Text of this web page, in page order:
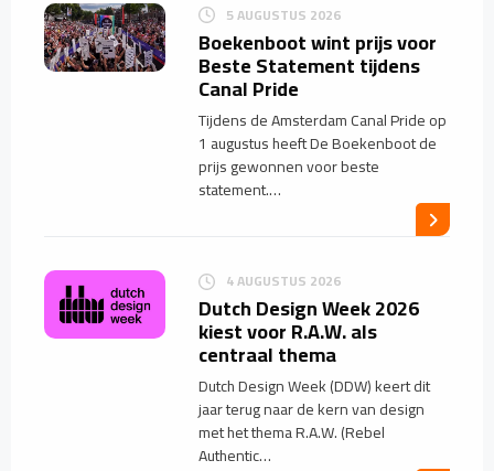
5 AUGUSTUS 2026
Boekenboot wint prijs voor
Beste Statement tijdens
Canal Pride
Tijdens de Amsterdam Canal Pride op
1 augustus heeft De Boekenboot de
prijs gewonnen voor beste
statement.…
4 AUGUSTUS 2026
Dutch Design Week 2026
kiest voor R.A.W. als
centraal thema
Dutch Design Week (DDW) keert dit
jaar terug naar de kern van design
met het thema R.A.W. (Rebel
Authentic…